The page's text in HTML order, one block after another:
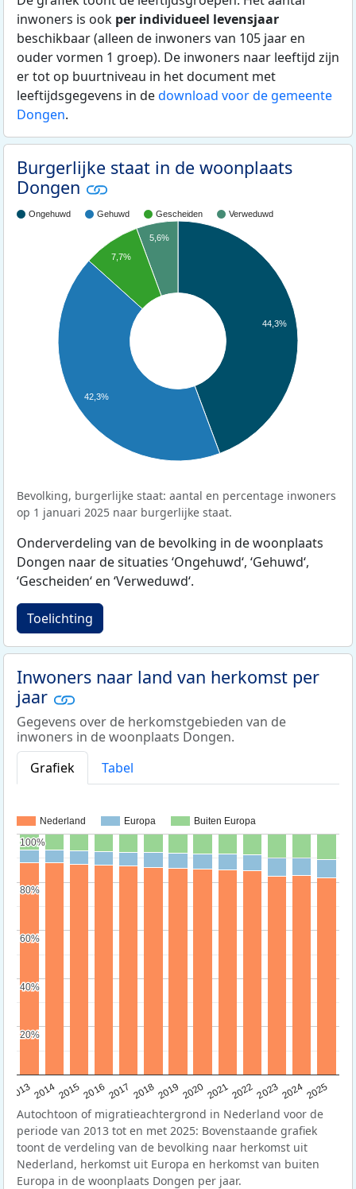
inwoners is ook per individueel levensjaar
beschikbaar (alleen de inwoners van 105 jaar en
ouder vormen 1 groep). De inwoners naar leeftijd zijn
er tot op buurtniveau in het document met
leeftijdsgegevens in dedownload voor de gemeente
Dongen.
Burgerlijke staat in de woonplaats
Dongen
Ongehuwd Gehuwd Gescheiden Verweduwd
44,3%
5,6%
7,7%
42,3%
Bevolking, burgerlijke staat: aantal en percentage inwoners
op 1 januari 2025 naar burgerlijke staat.
Onderverdeling van de bevolking in de woonplaats
Dongen naar de situaties ‘Ongehuwd‘, ‘Gehuwd‘,
‘Gescheiden‘ en ‘Verweduwd‘.
Toelichting
Inwoners naar land van herkomst per
jaar
Gegevens over de herkomstgebieden van de
inwoners in de woonplaats Dongen.
Grafiek
Tabel
Nederland Europa Buiten Europa
20132014201520162017 20182019 202020212022202320242025
20%
20%
40%
40%
60%
60%
80%
80%
100%
100%
Autochtoon of migratieachtergrond in Nederland voor de
periode van 2013 tot en met 2025: Bovenstaande grafiek
toont de verdeling van de bevolking naar herkomst uit
Nederland, herkomst uit Europa en herkomst van buiten
Europa in de woonplaats Dongen per jaar.